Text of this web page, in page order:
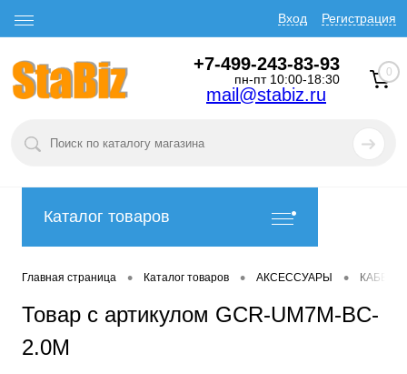
Вход Регистрация
+7-499-243-83-93
пн-пт 10:00-18:30
mail@stabiz.ru
0
Каталог товаров
Главная страница • Каталог товаров • АКСЕССУАРЫ •
Товар с артикулом GCR-UM7M-BC-
2.0M